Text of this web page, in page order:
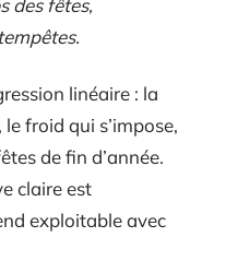
des fêtes,
linéaire : la
froid qui s’impose,
de fin d’année.
claire est
exploitable avec